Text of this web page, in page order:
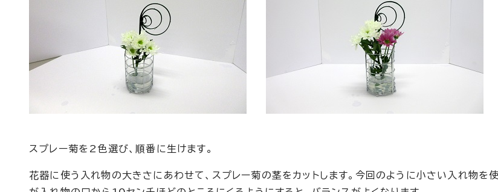
スプレー菊を2色選び、順番に生けます。
花器に使う入れ物の大きさにあわせて、スプレー菊の茎をカットします。今回のように小さい入れ物を